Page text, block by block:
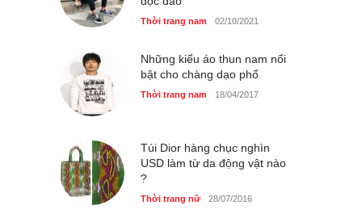
Bí quyết giữ gìn vóc dáng
của diễn viên Khánh Huyền
Làm đẹp 14/10/2025
Phong cách thời trang của
Lim Ji Yeon dạo gần đây
độc đáo
Những kiểu áo thun nam nổi
bật cho chàng dạo phố
Túi Dior hàng chục nghìn
USD làm từ da động vật nào